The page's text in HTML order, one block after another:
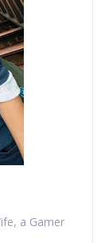
a Gamer